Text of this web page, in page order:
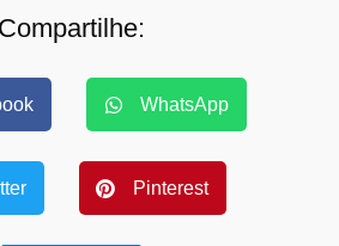
Compartilhe:
WhatsApp
Pinterest